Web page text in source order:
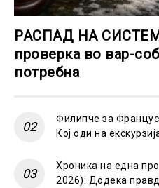
РАСПАД НА
проверка во вар-
потребна
Филипче за
Кој оди на
Хроника на една
2026): Додека